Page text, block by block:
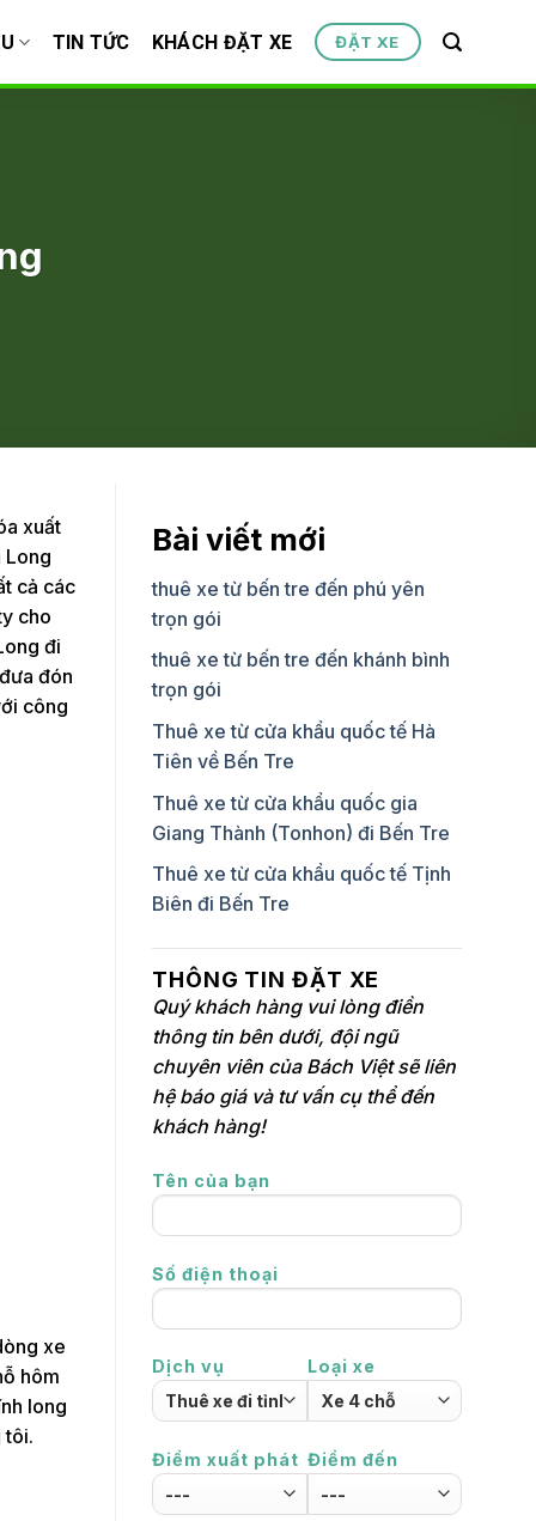
TIN TỨC KHÁCH ĐẶT XE ĐẶT XE
xuất
Long
cả các
cho
đi
đón
công
xe
hôm
long
tôi.
Bài viết mới
thuê xe từ bến tre đến phú yên
trọn gói
thuê xe từ bến tre đến khánh bình
trọn gói
Thuê xe từ cửa khẩu quốc tế Hà
Tiên về Bến Tre
Thuê xe từ cửa khẩu quốc gia
Giang Thành (Tonhon) đi Bến Tre
Thuê xe từ cửa khẩu quốc tế Tịnh
Biên đi Bến Tre
THÔNG TIN ĐẶT XE
Quý khách hàng vui lòng điền
thông tin bên dưới, đội ngũ
chuyên viên của Bách Việt sẽ liên
hệ báo giá và tư vấn cụ thể đến
khách hàng!
Tên của bạn
Số điện thoại
Dịch vụ Loại xe
Điểm xuất phát Điểm đến